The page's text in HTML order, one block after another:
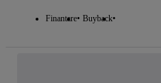
Finantare Buyback